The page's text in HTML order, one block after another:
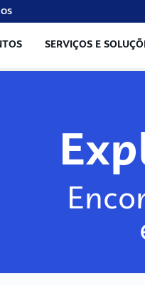
SERVIÇOS E